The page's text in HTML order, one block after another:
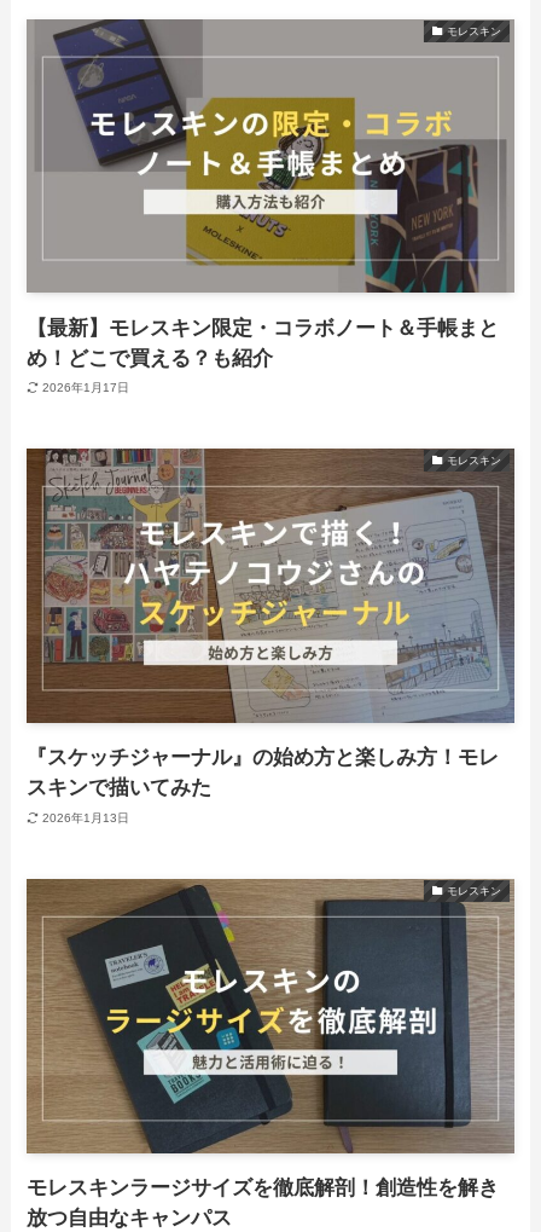
モレスキン
【最新】モレスキン限定・コラボノート＆手帳まと
め！どこで買える？も紹介
2026年1月17日
モレスキン
『スケッチジャーナル』の始め方と楽しみ方！モレ
スキンで描いてみた
2026年1月13日
モレスキン
モレスキンラージサイズを徹底解剖！創造性を解き
放つ自由なキャンパス